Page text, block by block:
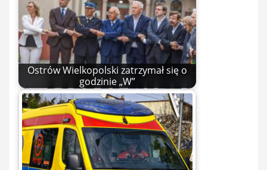
Ostrów Wielkopolski zatrzymał się o
godzinie „W”